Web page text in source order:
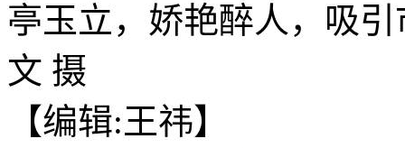
亭玉立，娇艳醉人，吸
文 摄
【编辑:王祎】